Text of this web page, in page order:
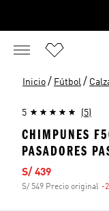
Inicio / Fútbol /
5 (5)
CHIMPUNES
PASADORES
Precio de venta
S/ 439
S/ 549 Precio original -